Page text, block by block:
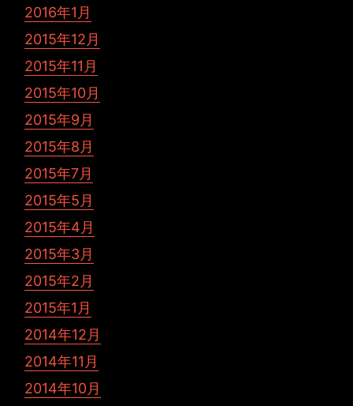
2016年1月
2015年12月
2015年11月
2015年10月
2015年9月
2015年8月
2015年7月
2015年5月
2015年4月
2015年3月
2015年2月
2015年1月
2014年12月
2014年11月
2014年10月